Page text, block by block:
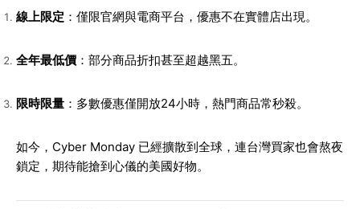
線上限定 ：僅限官網與電商平台，優惠不在實體店出現。
全年最低價 ：部分商品折扣甚至超越黑五。
限時限量 ：多數優惠僅開放24小時，熱門商品常秒殺。
如今，Cyber Monday 已經擴散到全球，連台灣買家也會熬夜
鎖定，期待能搶到心儀的美國好物。